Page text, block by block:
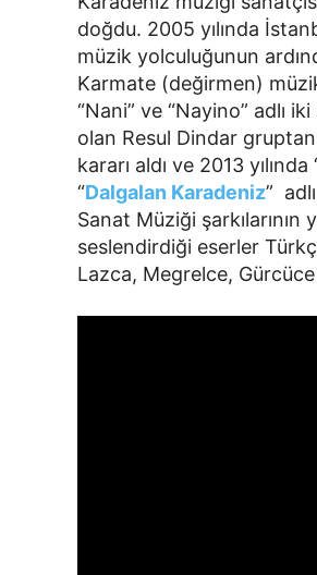
doğdu. 2005 yılında
müzik yolculuğunun
Karmate (değirmen)
“Nani” ve “Nayino” adlı
olan Resul Dindar
kararı aldı ve 2013 yılında
“Dalgalan Karadeniz”
Sanat Müziği şarkılarının
seslendirdiği eserler
Lazca, Megrelce,